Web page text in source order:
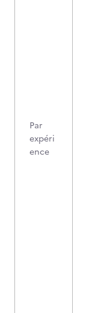
Par
expéri
ence